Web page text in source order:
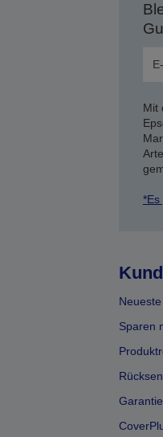
Mit
*Es
Sparen